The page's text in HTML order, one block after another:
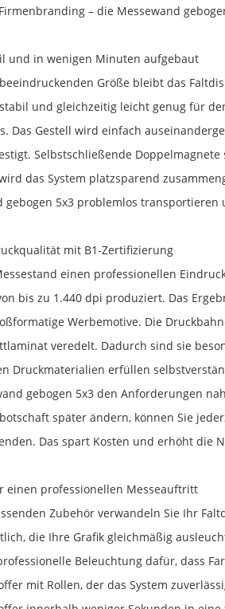
– die Messewand
und in wenigen Minuten aufgebaut
Größe bleibt das
und gleichzeitig leicht genug für
Das Gestell wird einfach
Selbstschließende
das System platzsparend
gebogen 5x3 problemlos
mit B1-Zertifizierung
einen professionellen
bis zu 1.440 dpi produziert. Das
Werbemotive. Die
veredelt. Dadurch sind sie
Druckmaterialien erfüllen
gebogen 5x3 den Anforderungen
später ändern, können Sie
Das spart Kosten und erhöht die
einen professionellen Messeauftritt
Zubehör verwandeln Sie Ihr
die Ihre Grafik gleichmäßig
Beleuchtung dafür, dass
mit Rollen, der das System